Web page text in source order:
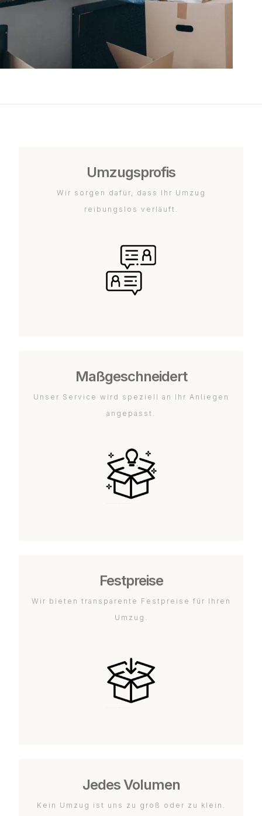
Umzugsprofis
Wir sorgen dafür, dass Ihr Umzug
reibungslos verläuft.
Maßgeschneidert
Unser Service wird speziell an Ihr Anliegen
angepasst.
Festpreise
Wir bieten transparente Festpreise für Ihren
Umzug.
Jedes Volumen
Kein Umzug ist uns zu groß oder zu klein.